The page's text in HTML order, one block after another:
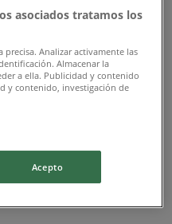
asociados tratamos los
Analizar activamente las
Almacenar la
a ella. Publicidad y contenido
y contenido, investigación de
Acepto